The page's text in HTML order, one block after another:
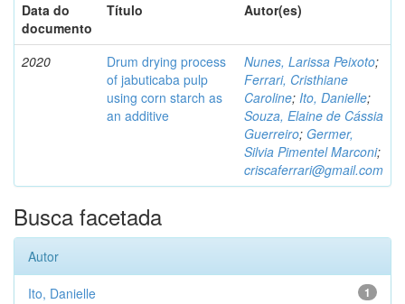
Data do
documento
Título Autor(es)
2020
Drum drying process
of jabuticaba pulp
using corn starch as
an additive
Nunes, Larissa Peixoto;
Ferrari, Cristhiane
Caroline; Ito, Danielle;
Souza, Elaine de Cássia
Guerreiro; Germer,
Silvia Pimentel Marconi;
criscaferrari@gmail.com
Busca facetada
Autor
1
Ito, Danielle